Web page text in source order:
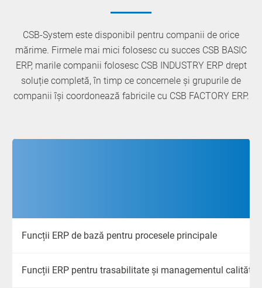
CSB-System este disponibil pentru companii de orice
mărime. Firmele mai mici folosesc cu succes CSB BASIC
ERP, marile companii folosesc CSB INDUSTRY ERP drept
soluție completă, în timp ce concernele și grupurile de
companii își coordonează fabricile cu CSB FACTORY ERP.
Funcții ERP de bază pentru procesele principale
Funcții ERP pentru trasabilitate și managementul calității